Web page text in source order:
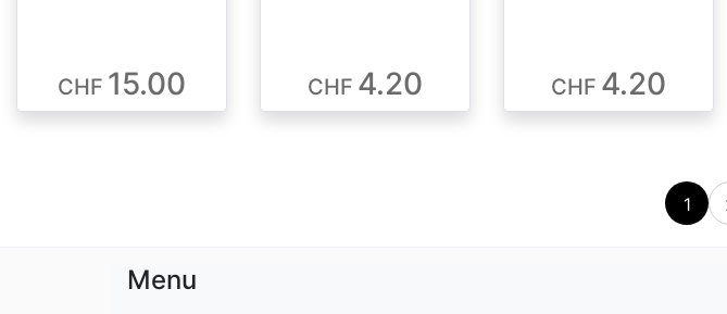
CHF 15.00 CHF 4.20 CHF 4.20
1
Menu